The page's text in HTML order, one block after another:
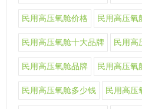
民用高压氧舱价格 民用高压氧
民用高压氧舱十大品牌 民用高
民用高压氧舱品牌 民用高压氧
民用高压氧舱多少钱 民用高压